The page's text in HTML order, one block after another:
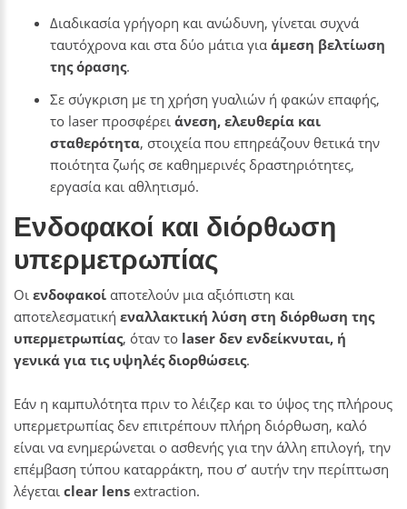
Διαδικασία γρήγορη και ανώδυνη, γίνεται συχνά
ταυτόχρονα και στα δύο μάτια για άμεση βελτίωση
της όρασης.
Σε σύγκριση με τη χρήση γυαλιών ή φακών επαφής,
το laser προσφέρει άνεση, ελευθερία και
σταθερότητα, στοιχεία που επηρεάζουν θετικά την
ποιότητα ζωής σε καθημερινές δραστηριότητες,
εργασία και αθλητισμό.
Ενδοφακοί και διόρθωση
υπερμετρωπίας
Οι ενδοφακοί αποτελούν μια αξιόπιστη και
αποτελεσματική εναλλακτική λύση στη διόρθωση της
υπερμετρωπίας, όταν το laser δεν ενδείκνυται, ή
γενικά για τις υψηλές διορθώσεις.
Εάν η καμπυλότητα πριν το λέιζερ και το ύψος της πλήρους
υπερμετρωπίας δεν επιτρέπουν πλήρη διόρθωση, καλό
είναι να ενημερώνεται ο ασθενής για την άλλη επιλογή, την
επέμβαση τύπου καταρράκτη, που σ’ αυτήν την περίπτωση
λέγεται clear lens extraction.